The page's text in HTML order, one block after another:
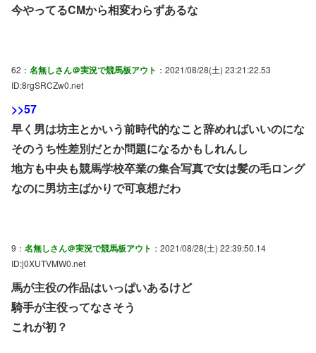
今やってるCMから相変わらずあるな
62： 名無しさん＠実況で競馬板アウト ：2021/08/28(土) 23:21:22.53
ID:8rgSRCZw0.net
>>57
早く男は坊主とかいう前時代的なこと辞めればいいのにな
そのうち性差別だとか問題になるかもしれんし
地方も中央も競馬学校卒業の集合写真で女は髪の毛ロング
なのに男坊主ばかりで可哀想だわ
9： 名無しさん＠実況で競馬板アウト ：2021/08/28(土) 22:39:50.14
ID:j0XUTVMW0.net
馬が主役の作品はいっぱいあるけど
騎手が主役ってなさそう
これが初？